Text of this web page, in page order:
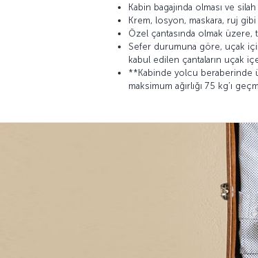
Kabin bagajında olması ve
Krem, losyon, maskara, ruj
Özel çantasında olmak üzere,
Sefer durumuna göre, uçak
kabul edilen çantaların uçak
**Kabinde yolcu beraberinde
maksimum ağırlığı 75 kg’ı